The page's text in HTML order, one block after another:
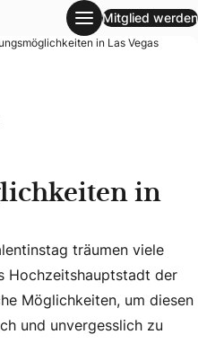
in Las Vegas
Mitglied werden
in Las Vegas
in
träumen viele
träumen viele
Hochzeitshauptstadt der
Möglichkeiten, um diesen
und unvergesslich zu